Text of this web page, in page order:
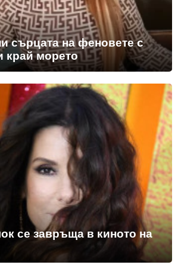
сърцата на феновете с
край морето
се завръща в киното на